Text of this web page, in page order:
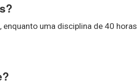
, enquanto uma disciplina de 40 horas